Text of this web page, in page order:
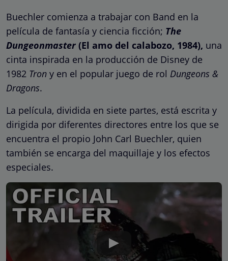
Buechler comienza a trabajar con Band en la
película de fantasía y ciencia ficción; The
Dungeonmaster (El amo del calabozo, 1984), una
cinta inspirada en la producción de Disney de
1982 Tron y en el popular juego de rol Dungeons &
Dragons.
La película, dividida en siete partes, está escrita y
dirigida por diferentes directores entre los que se
encuentra el propio John Carl Buechler, quien
también se encarga del maquillaje y los efectos
especiales.